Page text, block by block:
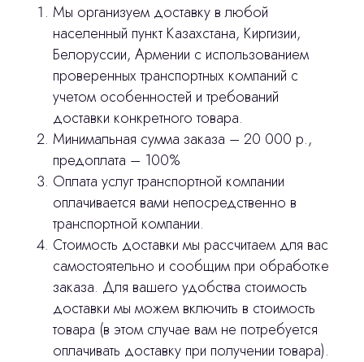
Мы организуем доставку в любой
населенный пункт Казахстана, Киргизии,
Белоруссии, Армении с использованием
проверенных транспортных компаний с
учетом особенностей и требований
доставки конкретного товара.
Минимальная сумма заказа – 20 000 р.,
предоплата – 100%
Оплата услуг транспортной компании
оплачивается вами непосредственно в
транспортной компании.
Стоимость доставки мы рассчитаем для вас
самостоятельно и сообщим при обработке
заказа. Для вашего удобства стоимость
доставки мы можем включить в стоимость
товара (в этом случае вам не потребуется
оплачивать доставку при получении товара).
сделано
3D печать
Лицензирование
Изготовление хирургических шаблонов
Политика конфиденциальности
Контакты
stasicus